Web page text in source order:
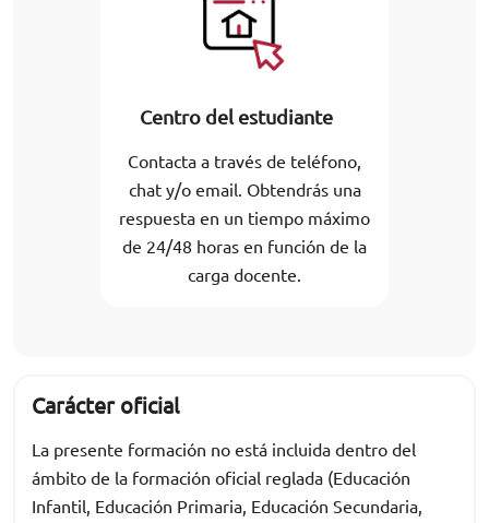
Centro del estudiante
Contacta a través de teléfono,
chat y/o email. Obtendrás una
respuesta en un tiempo máximo
de 24/48 horas en función de la
carga docente.
Carácter oficial
La presente formación no está incluida dentro del
ámbito de la formación oficial reglada (Educación
Infantil, Educación Primaria, Educación Secundaria,